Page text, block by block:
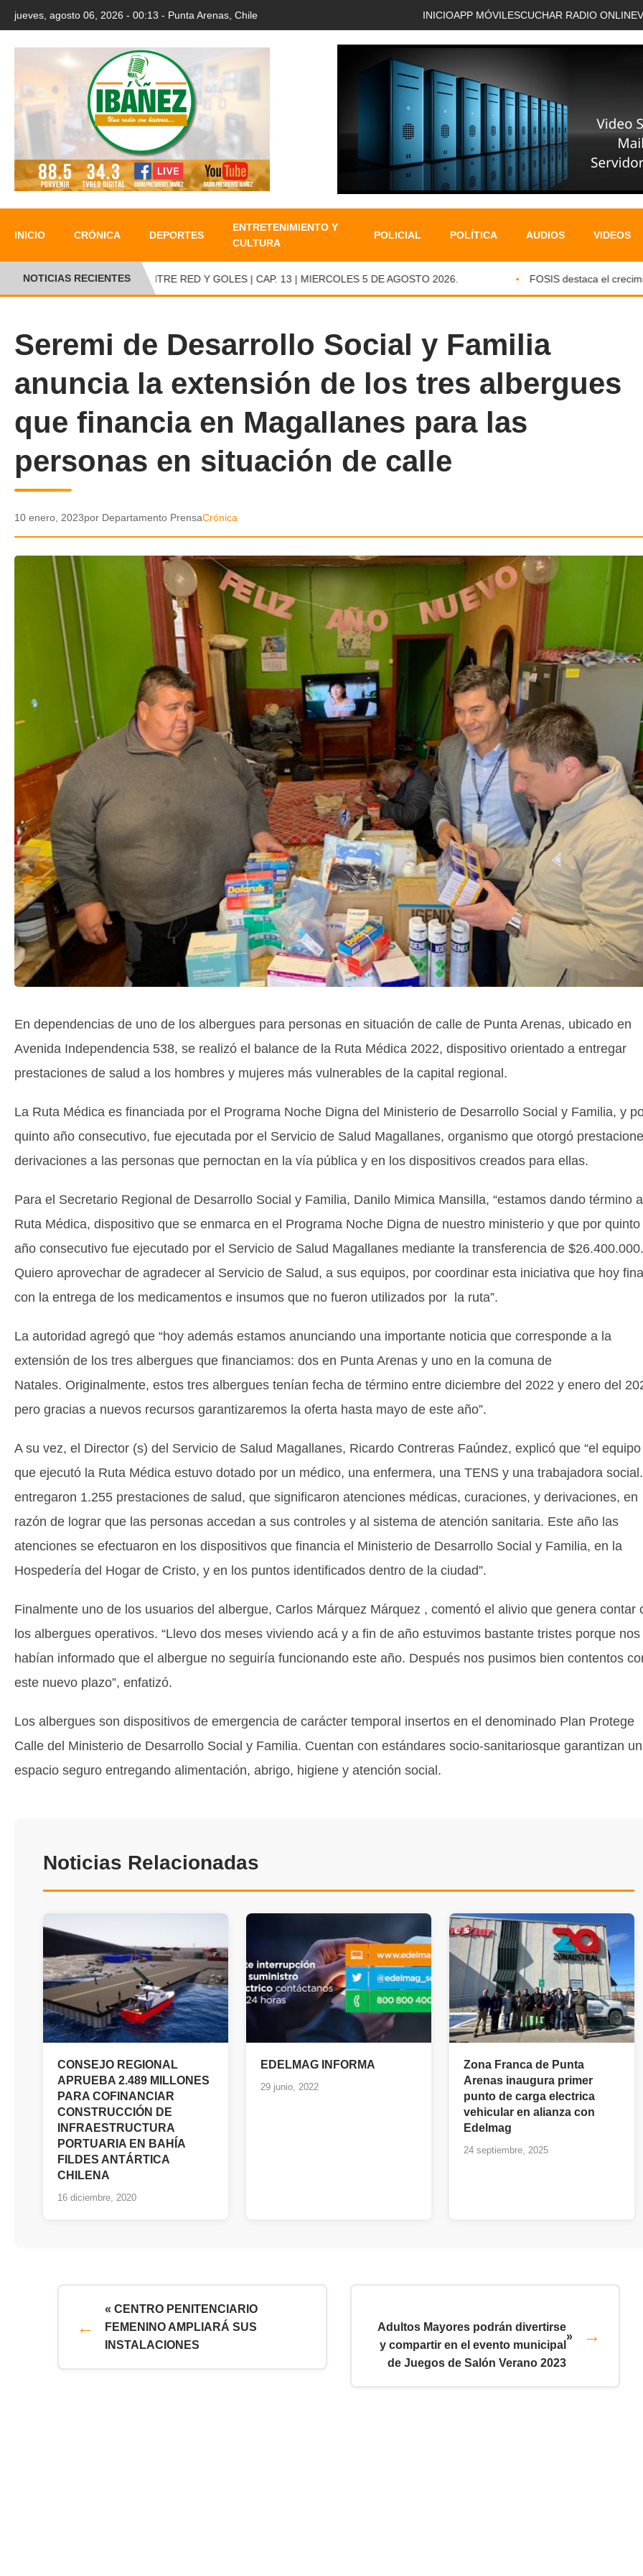
jueves, agosto 06, 2026 - 00:13 - Punta Arenas, Chile INICIOAPP MÓVIL ESCUCHAR RADIO ONLINE
INICIO CRÓNICA DEPORTES
ENTRETENIMIENTO Y
CULTURA
POLICIAL POLÍTICA AUDIOS VIDEOS
NOTICIAS RECIENTESENTRE RED Y GOLES | CAP. 13 | MIERCOLES 5 DE AGOSTO 2026. FOSIS destaca el
Seremi de Desarrollo Social y Familia
anuncia la extensión de los tres albergues
que financia en Magallanes para las
personas en situación de calle
10 enero, 2023por Departamento PrensaCrónica
En dependencias de uno de los albergues para personas en situación de calle de Punta Arenas, ubicado en
Avenida Independencia 538, se realizó el balance de la Ruta Médica 2022, dispositivo orientado a entregar
prestaciones de salud a los hombres y mujeres más vulnerables de la capital regional.
La Ruta Médica es financiada por el Programa Noche Digna del Ministerio de Desarrollo Social y Familia, y
quinto año consecutivo, fue ejecutada por el Servicio de Salud Magallanes, organismo que otorgó
derivaciones a las personas que pernoctan en la vía pública y en los dispositivos creados para ellas.
Para el Secretario Regional de Desarrollo Social y Familia, Danilo Mimica Mansilla, “estamos dando término
Ruta Médica, dispositivo que se enmarca en el Programa Noche Digna de nuestro ministerio y que por quinto
año consecutivo fue ejecutado por el Servicio de Salud Magallanes mediante la transferencia de $26.400.000.
Quiero aprovechar de agradecer al Servicio de Salud, a sus equipos, por coordinar esta iniciativa que hoy
con la entrega de los medicamentos e insumos que no fueron utilizados por la ruta”.
La autoridad agregó que “hoy además estamos anunciando una importante noticia que corresponde a la
extensión de los tres albergues que financiamos: dos en Punta Arenas y uno en la comuna de
Natales. Originalmente, estos tres albergues tenían fecha de término entre diciembre del 2022 y enero del
pero gracias a nuevos recursos garantizaremos la oferta hasta mayo de este año”.
A su vez, el Director (s) del Servicio de Salud Magallanes, Ricardo Contreras Faúndez, explicó que “el equipo
que ejecutó la Ruta Médica estuvo dotado por un médico, una enfermera, una TENS y una trabajadora
entregaron 1.255 prestaciones de salud, que significaron atenciones médicas, curaciones, y derivaciones, en
razón de lograr que las personas accedan a sus controles y al sistema de atención sanitaria. Este año las
atenciones se efectuaron en los dispositivos que financia el Ministerio de Desarrollo Social y Familia, en la
Hospedería del Hogar de Cristo, y en los puntos identificados dentro de la ciudad”.
Finalmente uno de los usuarios del albergue, Carlos Márquez Márquez , comentó el alivio que genera contar
los albergues operativos. “Llevo dos meses viviendo acá y a fin de año estuvimos bastante tristes porque nos
habían informado que el albergue no seguiría funcionando este año. Después nos pusimos bien contentos
este nuevo plazo”, enfatizó.
Los albergues son dispositivos de emergencia de carácter temporal insertos en el denominado Plan Protege
Calle del Ministerio de Desarrollo Social y Familia. Cuentan con estándares socio-sanitariosque garantizan un
espacio seguro entregando alimentación, abrigo, higiene y atención social.
Noticias Relacionadas
CONSEJO REGIONAL
APRUEBA 2.489 MILLONES
PARA COFINANCIAR
CONSTRUCCIÓN DE
INFRAESTRUCTURA
PORTUARIA EN BAHÍA
FILDES ANTÁRTICA
CHILENA
16 diciembre, 2020
EDELMAG INFORMA
29 junio, 2022
Zona Franca de Punta
Arenas inaugura primer
punto de carga electrica
vehicular en alianza con
Edelmag
24 septiembre, 2025
« CENTRO PENITENCIARIO
FEMENINO AMPLIARÁ SUS
INSTALACIONES
Adultos Mayores podrán divertirse
y compartir en el evento municipal
de Juegos de Salón Verano 2023
»